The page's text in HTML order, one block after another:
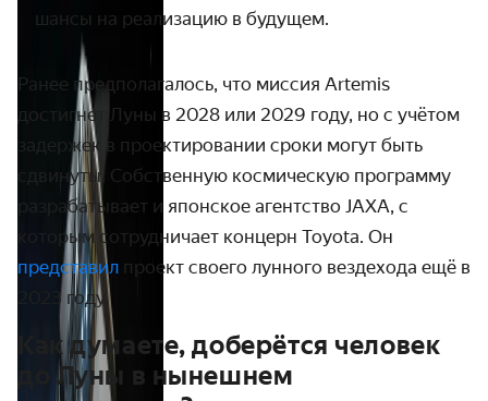
шансы на реализацию в будущем.
Ранее предполагалось, что миссия Artemis
достигнет Луны в 2028 или 2029 году, но с учётом
задержек в проектировании сроки могут быть
сдвинуты. Собственную космическую программу
разрабатывает и японское агентство JAXA, с
которым сотрудничает концерн Toyota. Он
представил проект своего лунного вездехода ещё в
2023 году.
Как думаете, доберётся человек
до Луны в нынешнем